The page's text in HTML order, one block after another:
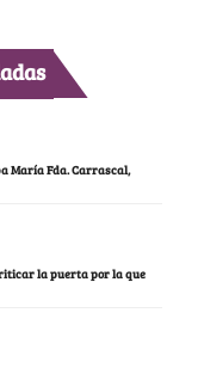
María Fda. Carrascal,
la puerta por la que